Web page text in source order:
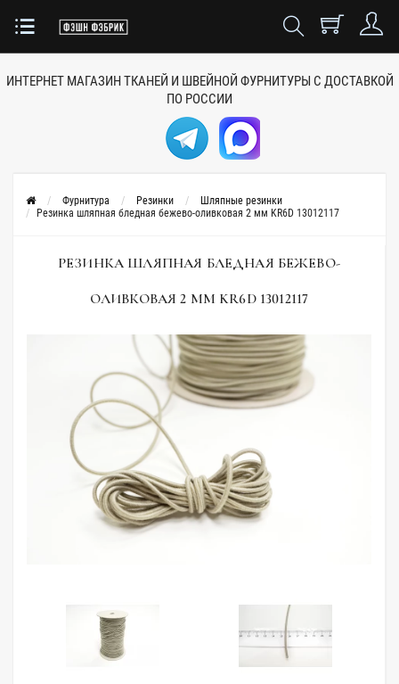
ИНТЕРНЕТ МАГАЗИН ТКАНЕЙ И ШВЕЙНОЙ ФУРНИТУРЫ С ДОСТАВКОЙ
ПО РОССИИ
Фурнитура Резинки
Шляпные резинки
Резинка шляпная бледная бежево-оливковая 2 мм KR6D 13012117
РЕЗИНКА ШЛЯПНАЯ БЛЕДНАЯ БЕЖЕВО-
ОЛИВКОВАЯ 2 ММ KR6D 13012117